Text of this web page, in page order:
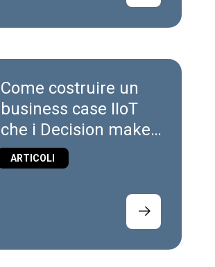
Come costruire un
business case IIoT
che i Decision maker
accetteranno
ARTICOLI